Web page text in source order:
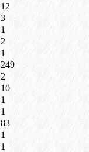
12
3
1
2
1
249
2
10
1
1
83
1
1